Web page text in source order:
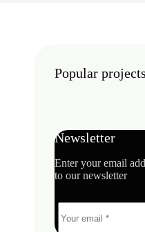
Popular projects
Newsletter
Enter your email
to our newsletter